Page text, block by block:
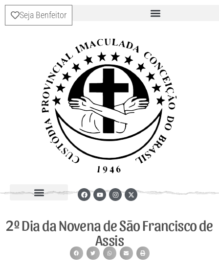
Seja Benfeitor
2º Dia da Novena de São Francisco de
Assis